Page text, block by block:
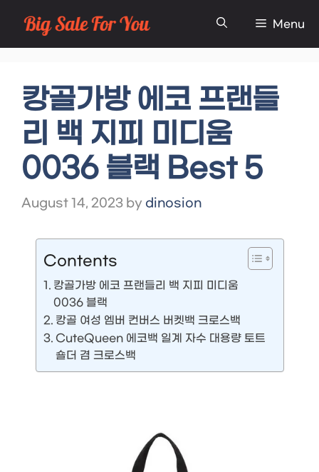
Skip
to
Menu
캉골가방 에코 프랜들
리 백 지피 미디움
0036 블랙 Best 5
August 14, 2023 by dinosion
Contents
캉골가방 에코 프랜들리 백 지피 미디움
0036 블랙
캉골 여성 엠버 컨버스 버켓백 크로스백
CuteQueen 에코백 일계 자수 대용량 토트
숄더 겸 크로스백